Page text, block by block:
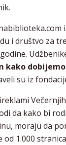
i društvo za
kako
su iz
da kako bi
moraju da
1.000